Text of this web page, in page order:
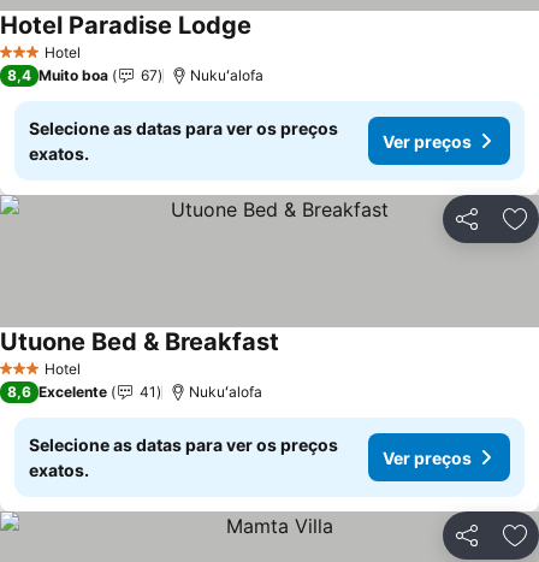
3 EstrelasHotel
Hotel Paradise Lodge
8,4 Muito boa 67 Nukuʻalofa
Selecione as datas para ver os preços
exatos.
Ver preços
Partilhar
3 EstrelasHotel
Utuone Bed & Breakfast
8,6 Excelente 41 Nukuʻalofa
Selecione as datas para ver os preços
exatos.
Ver preços
Partilhar